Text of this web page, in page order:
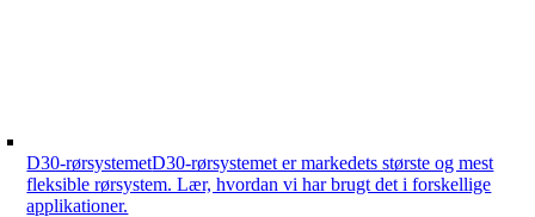
D30-rørsystemetD30-rørsystemet er markedets største og mest
fleksible rørsystem. Lær, hvordan vi har brugt det i forskellige
applikationer.